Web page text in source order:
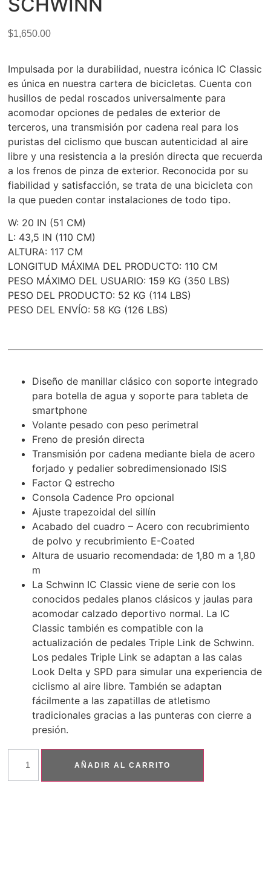
$1,650.00
Impulsada por la durabilidad, nuestra icónica IC Classic
es única en nuestra cartera de bicicletas. Cuenta con
husillos de pedal roscados universalmente para
acomodar opciones de pedales de exterior de
terceros, una transmisión por cadena real para los
puristas del ciclismo que buscan autenticidad al aire
libre y una resistencia a la presión directa que recuerda
a los frenos de pinza de exterior. Reconocida por su
fiabilidad y satisfacción, se trata de una bicicleta con
la que pueden contar instalaciones de todo tipo.
W: 20 IN (51 CM)
L: 43,5 IN (110 CM)
ALTURA: 117 CM
LONGITUD MÁXIMA DEL PRODUCTO: 110 CM
PESO MÁXIMO DEL USUARIO: 159 KG (350 LBS)
PESO DEL PRODUCTO: 52 KG (114 LBS)
PESO DEL ENVÍO: 58 KG (126 LBS)
Diseño de manillar clásico con soporte integrado
para botella de agua y soporte para tableta de
smartphone
Volante pesado con peso perimetral
Freno de presión directa
Transmisión por cadena mediante biela de acero
forjado y pedalier sobredimensionado ISIS
Factor Q estrecho
Consola Cadence Pro opcional
Ajuste trapezoidal del sillín
Acabado del cuadro – Acero con recubrimiento
de polvo y recubrimiento E-Coated
Altura de usuario recomendada: de 1,80 m a 1,80
m
La Schwinn IC Classic viene de serie con los
conocidos pedales planos clásicos y jaulas para
acomodar calzado deportivo normal. La IC
Classic también es compatible con la
actualización de pedales Triple Link de Schwinn.
Los pedales Triple Link se adaptan a las calas
Look Delta y SPD para simular una experiencia de
ciclismo al aire libre. También se adaptan
fácilmente a las zapatillas de atletismo
tradicionales gracias a las punteras con cierre a
presión.
AÑADIR AL CARRITO